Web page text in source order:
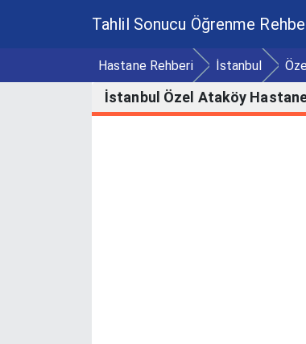
Tahlil Sonucu Öğrenme
Hastane Rehberi İstanbul
İstanbul Özel Ataköy